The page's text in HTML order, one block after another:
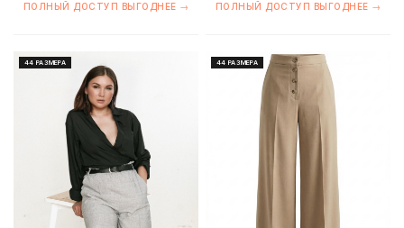
ПОЛНЫЙ ДОСТУП ВЫГОДНЕЕ → ПОЛНЫЙ ДОСТУП ВЫГОДНЕЕ →
44 РАЗМЕРА 44 РАЗМЕРА